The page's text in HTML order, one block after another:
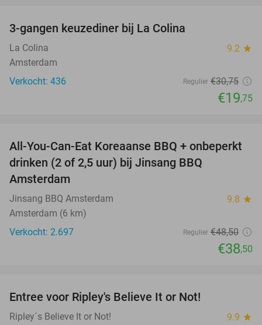
3-gangen keuzediner bij La Colina
La Colina 9.2 star
Amsterdam
Verkocht: 436
Regulier €30,75
€19,75
21%
All-You-Can-Eat Koreaanse BBQ + onbeperkt
drinken (2 of 2,5 uur) bij Jinsang BBQ
Amsterdam
Jinsang BBQ Amsterdam 9.8 star
Amsterdam (6 km)
Verkocht: 2.697
Regulier €48,50
€38,50
Entree voor Ripley's Believe It or Not!
Ripley´s Believe It or Not! 9.9 star